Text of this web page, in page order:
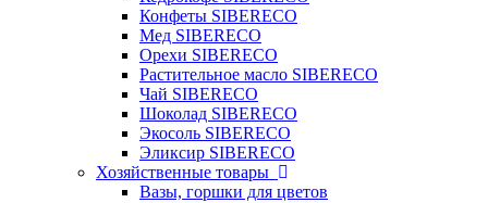
Конфеты SIBERECO
Мед SIBERECO
Орехи SIBERECO
Растительное масло SIBERECO
Чай SIBERECO
Шоколад SIBERECO
Экосоль SIBERECO
Эликсир SIBERECO
Хозяйственные товары
Вазы, горшки для цветов